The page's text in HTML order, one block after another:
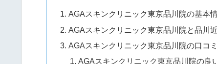
AGAスキンクリニック東京品川院の基本
AGAスキンクリニック東京品川院と品川
AGAスキンクリニック東京品川院の口コ
AGAスキンクリニック東京品川院の良